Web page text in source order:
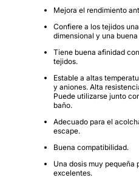
Mejora el rendimiento
Confiere a los tejidos
dimensional y una
Tiene buena afinidad
tejidos.
Estable a altas
y aniones. Alta
Puede utilizarse junto
baño.
Adecuado para el
escape.
Buena compatibilidad.
Una dosis muy pequeña
excelentes.